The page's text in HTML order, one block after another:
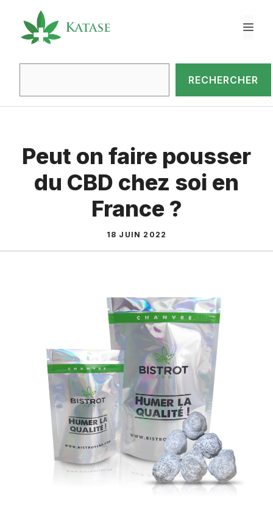
contenu
RECHERCHER
Peut on faire pousser
du CBD chez soi en
France ?
18 JUIN 2022